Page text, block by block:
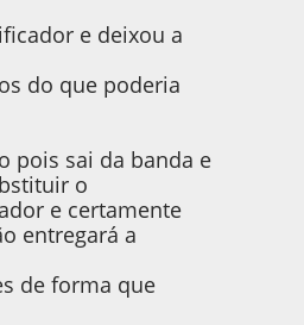
e deixou a
do que poderia
pois sai da banda e
o
e certamente
entregará a
de forma que